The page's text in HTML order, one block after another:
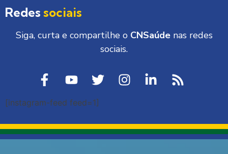
Redes sociais
Siga, curta e compartilhe o CNSaúdenas redes
sociais.
[instagram-feed feed=1]